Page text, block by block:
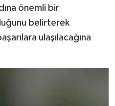
önemli bir
belirterek
ulaşılacağına